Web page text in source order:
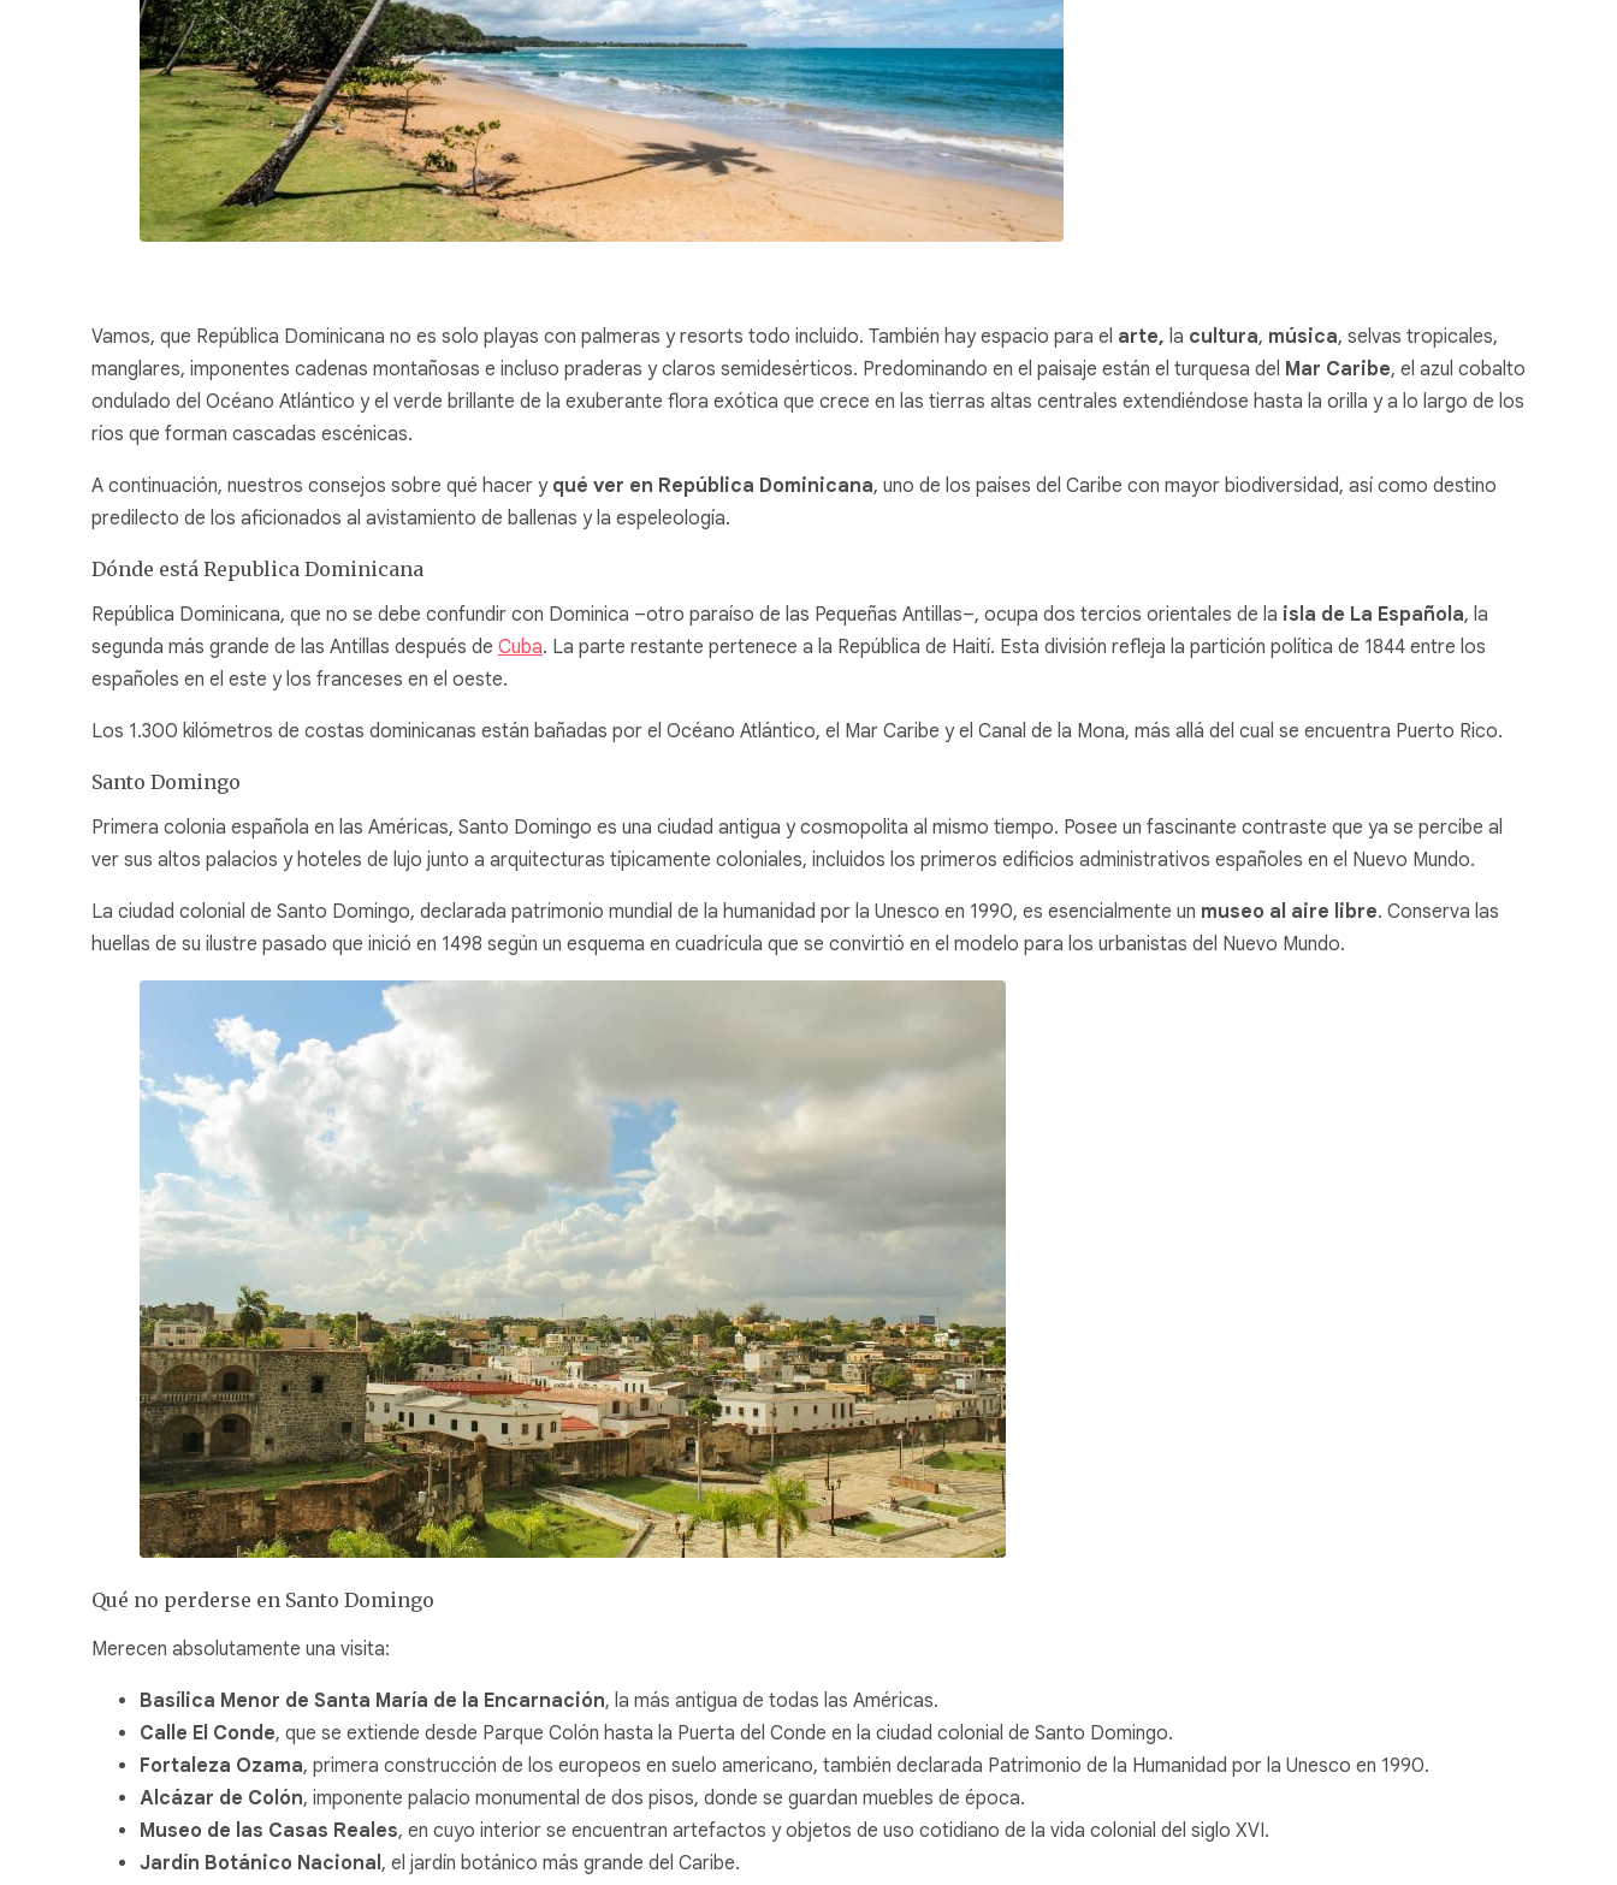
Vamos, que República Dominicana no es solo playas con palmeras y resorts todo incluido. También hay espacio para el arte, la cultura, música, selvas tropicales,
manglares, imponentes cadenas montañosas e incluso praderas y claros semidesérticos. Predominando en el paisaje están el turquesa del Mar Caribe, el azul cobalto
ondulado del Océano Atlántico y el verde brillante de la exuberante flora exótica que crece en las tierras altas centrales extendiéndose hasta la orilla y a lo largo de los
ríos que forman cascadas escénicas.
A continuación, nuestros consejos sobre qué hacer y qué ver en República Dominicana, uno de los países del Caribe con mayor biodiversidad, así como destino
predilecto de los aficionados al avistamiento de ballenas y la espeleología.
Dónde está Republica Dominicana
República Dominicana, que no se debe confundir con Dominica –otro paraíso de las Pequeñas Antillas–, ocupa dos tercios orientales de la isla de La Española, la
segunda más grande de las Antillas después de Cuba. La parte restante pertenece a la República de Haití. Esta división refleja la partición política de 1844 entre los
españoles en el este y los franceses en el oeste.
Los 1.300 kilómetros de costas dominicanas están bañadas por el Océano Atlántico, el Mar Caribe y el Canal de la Mona, más allá del cual se encuentra Puerto Rico.
Santo Domingo
Primera colonia española en las Américas, Santo Domingo es una ciudad antigua y cosmopolita al mismo tiempo. Posee un fascinante contraste que ya se percibe al
ver sus altos palacios y hoteles de lujo junto a arquitecturas típicamente coloniales, incluidos los primeros edificios administrativos españoles en el Nuevo Mundo.
La ciudad colonial de Santo Domingo, declarada patrimonio mundial de la humanidad por la Unesco en 1990, es esencialmente un museo al aire libre. Conserva las
huellas de su ilustre pasado que inició en 1498 según un esquema en cuadrícula que se convirtió en el modelo para los urbanistas del Nuevo Mundo.
Qué no perderse en Santo Domingo
Merecen absolutamente una visita:
Basílica Menor de Santa María de la Encarnación, la más antigua de todas las Américas.
Calle El Conde, que se extiende desde Parque Colón hasta la Puerta del Conde en la ciudad colonial de Santo Domingo.
Fortaleza Ozama, primera construcción de los europeos en suelo americano, también declarada Patrimonio de la Humanidad por la Unesco en 1990.
Alcázar de Colón, imponente palacio monumental de dos pisos, donde se guardan muebles de época.
Museo de las Casas Reales, en cuyo interior se encuentran artefactos y objetos de uso cotidiano de la vida colonial del siglo XVI.
Jardín Botánico Nacional, el jardín botánico más grande del Caribe.